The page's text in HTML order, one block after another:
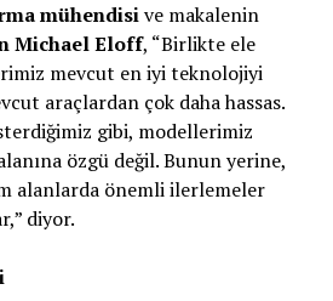
mühendisive makalenin
Michael Eloff, “Birlikte ele
mevcut en iyi teknolojiyi
araçlardan çok daha hassas.
gibi, modellerimiz
özgü değil. Bunun yerine,
alanlarda önemli ilerlemeler
diyor.